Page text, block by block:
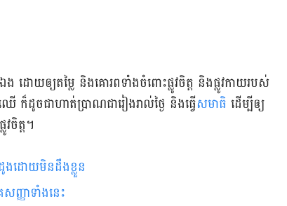
ដោយ​ឲ្យ​តម្លៃ និង​គោរព​ទាំង​​ចំពោះ​ផ្លូវ​ចិត្ត និង​ផ្លូវ​កាយ​របស់​
ក៏​ដូចជា​ហាត់​ប្រាណ​ជា​រៀង​រាល់​ថ្ងៃ និង​ធ្វើ​សមាធិ ដើម្បី​ឲ្យ​
ចិត្ត។
ង​​ដោយ​មិន​ដឹង​ខ្លួន​​​​​​​​​​​​​​​​​​​​​​​​​​​​​​​​​​​​​​​​​​​​​​​​​​​​​​​​​​​​
ញ្ញា​ទាំង​នេះ​​​​​​​​​​​​​​​​​​​​​​​​​​​​​​​​​​​​​​​​​​​​​​​​​​​​​​​​​​​